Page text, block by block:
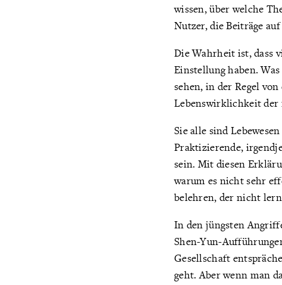
wissen, über welche
Nutzer, die Beiträge
Die Wahrheit ist, dass
Einstellung haben.
sehen, in der Regel
Lebenswirklichkeit der
Sie alle sind
Praktizierende,
sein. Mit diesen
warum es nicht sehr
belehren, der nicht
In den jüngsten
Shen-Yun-
Gesellschaft
geht. Aber wenn man